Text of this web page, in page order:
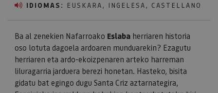
IDIOMAS: EUSKARA, INGELESA, CASTELLANO
Ba al zenekien Nafarroako Eslaba herriaren historia
oso lotuta dagoela ardoaren munduarekin? Ezagutu
herriaren eta ardo-ekoizpenaren arteko harreman
liluragarria jarduera berezi honetan. Hasteko, bisita
gidatu bat egingo dugu Santa Criz aztarnategira,